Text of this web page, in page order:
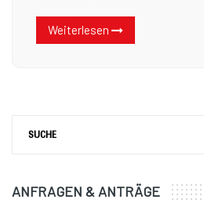
Weiterlesen
ANFRAGEN & ANTRÄGE